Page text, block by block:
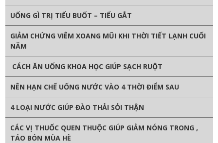
UỐNG GÌ TRỊ TIỂU BUỐT – TIỂU GẮT
GIẢM CHỨNG VIÊM XOANG MŨI KHI THỜI TIẾT LẠNH CUỐI
NĂM
CÁCH ĂN UỐNG KHOA HỌC GIÚP SẠCH RUỘT
NÊN HẠN CHẾ UỐNG NƯỚC VÀO 4 THỜI ĐIỂM SAU
4 LOẠI NƯỚC GIÚP ĐÀO THẢI SỎI THẬN
CÁC VỊ THUỐC QUEN THUỘC GIÚP GIẢM NÓNG TRONG ,
TÁO BÓN MÙA HÈ